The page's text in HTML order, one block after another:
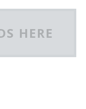
HERE